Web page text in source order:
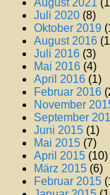
August 2021
Juli 2020 (8)
Oktober 2019
August 2016
Juli 2016 (3)
Mai 2016 (4)
April 2016 (1)
Februar 2016
November
September
Juni 2015 (1)
Mai 2015 (7)
April 2015 (10)
März 2015 (6)
Februar 2015